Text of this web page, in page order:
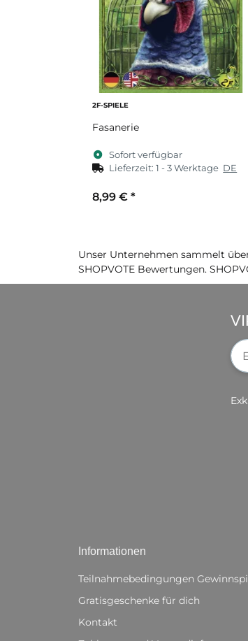
2F-SPIELE
Fasanerie
Sofort verfügbar
Lieferzeit:1 - 3 Werktage DE
8,99 € *
Unser Unternehmen sammelt
SHOPVOTE Bewertungen.
Informationen
Teilnahmebedingungen
Gratisgeschenke für dich
Kontakt